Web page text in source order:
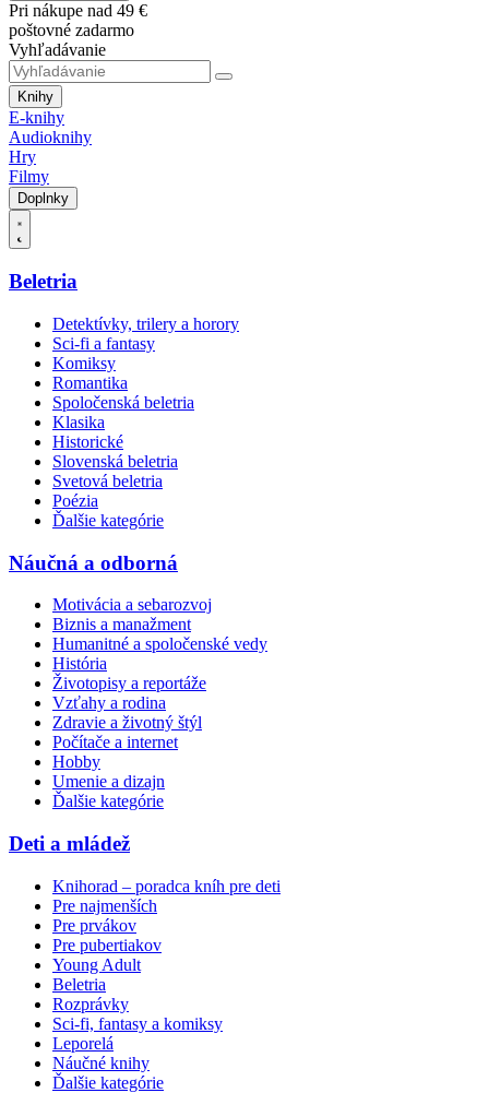
Pri nákupe nad 49 €
poštovné zadarmo
Vyhľadávanie
Knihy
E-knihy
Audioknihy
Hry
Filmy
Doplnky
Beletria
Detektívky, trilery a horory
Sci-fi a fantasy
Komiksy
Romantika
Spoločenská beletria
Klasika
Historické
Slovenská beletria
Svetová beletria
Poézia
Ďalšie kategórie
Náučná a odborná
Motivácia a sebarozvoj
Biznis a manažment
Humanitné a spoločenské vedy
História
Životopisy a reportáže
Vzťahy a rodina
Zdravie a životný štýl
Počítače a internet
Hobby
Umenie a dizajn
Ďalšie kategórie
Deti a mládež
Knihorad – poradca kníh pre deti
Pre najmenších
Pre prvákov
Pre pubertiakov
Young Adult
Beletria
Rozprávky
Sci-fi, fantasy a komiksy
Leporelá
Náučné knihy
Ďalšie kategórie